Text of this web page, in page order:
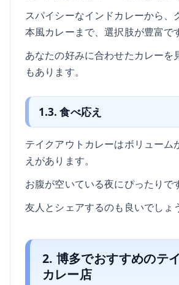
スパイシーなインドカレーから、
本風カレーまで、選択肢が豊富で
あなたの好みに合わせたカレーを
もあります。
1.3. 食べ応え
テイクアウトカレーはボリューム
えがあります。
お腹が空いている夜にぴったりで
友人とシェアするのも良いでしょ
2. 博多でおすすめのテ
カレー店